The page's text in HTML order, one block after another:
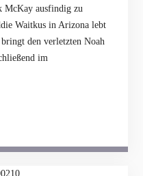
McKay ausfindig zu
Waitkus in Arizona lebt
den verletzten Noah
im